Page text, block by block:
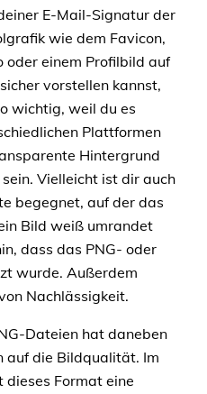
E-Mail-Signatur der
wie dem Favicon,
oder einem Profilbild auf
vorstellen kannst,
wichtig, weil du es
Plattformen
Hintergrund
Vielleicht ist dir auch
begegnet, auf der das
Bild weiß umrandet
dass das PNG- oder
wurde. Außerdem
Nachlässigkeit.
Dateien hat daneben
auf die Bildqualität. Im
dieses Format eine